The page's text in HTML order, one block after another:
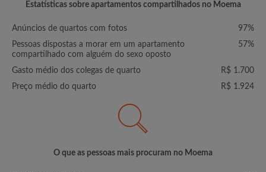
Estatísticas sobre apartamentos compartilhados no Moema
Anúncios de quartos com fotos
97%
Pessoas dispostas a morar em um apartamento
compartilhado com alguém do sexo oposto
57%
Gasto médio dos colegas de quarto
R$ 1.700
Preço médio do quarto
R$ 1.924
O que as pessoas mais procuram no Moema